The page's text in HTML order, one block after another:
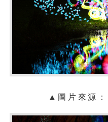
▲圖片來源：